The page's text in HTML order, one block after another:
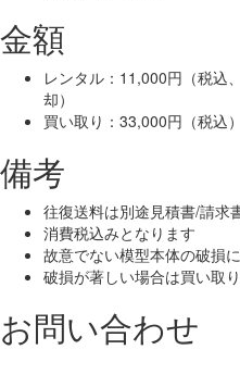
金額
レンタル：11,000円（税込
却）
買い取り：33,000円（税込）
備考
往復送料は別途見積書/請求
消費税込みとなります
故意でない模型本体の破損
破損が著しい場合は買い取
お問い合わせ